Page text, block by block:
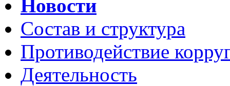
Новости
Состав и структура
Противодействие
Деятельность